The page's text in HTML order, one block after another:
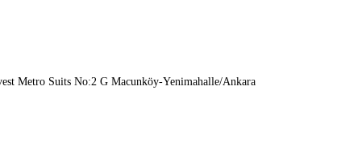
Metro Suits No:2 G Macunköy-Yenimahalle/Ankara